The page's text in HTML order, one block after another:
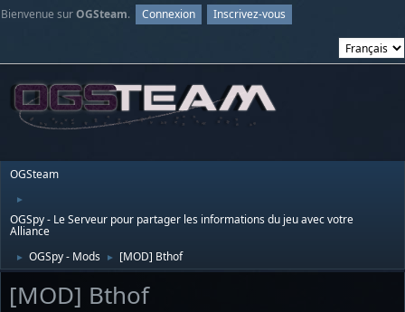
Bienvenue surOGSteam. Connexion Inscrivez-vous
OGSteam
►
OGSpy - Le Serveur pour partager les informations du jeu avec votre
Alliance
► OGSpy - Mods ► [MOD] Bthof
[MOD] Bthof